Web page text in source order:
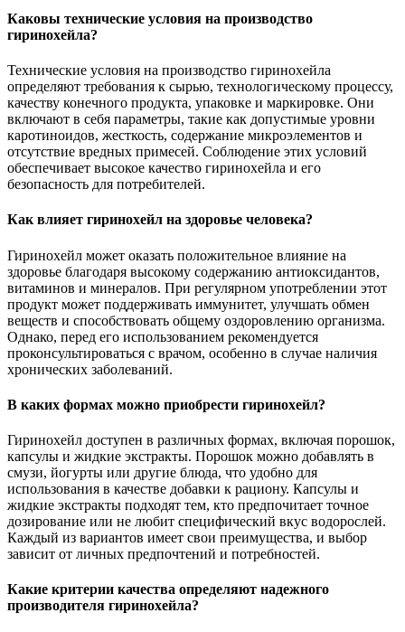
Каковы технические условия на производство
гиринохейла?
Технические условия на производство гиринохейла
определяют требования к сырью, технологическому процессу,
качеству конечного продукта, упаковке и маркировке. Они
включают в себя параметры, такие как допустимые уровни
каротиноидов, жесткость, содержание микроэлементов и
отсутствие вредных примесей. Соблюдение этих условий
обеспечивает высокое качество гиринохейла и его
безопасность для потребителей.
Как влияет гиринохейл на здоровье человека?
Гиринохейл может оказать положительное влияние на
здоровье благодаря высокому содержанию антиоксидантов,
витаминов и минералов. При регулярном употреблении этот
продукт может поддерживать иммунитет, улучшать обмен
веществ и способствовать общему оздоровлению организма.
Однако, перед его использованием рекомендуется
проконсультироваться с врачом, особенно в случае наличия
хронических заболеваний.
В каких формах можно приобрести гиринохейл?
Гиринохейл доступен в различных формах, включая порошок,
капсулы и жидкие экстракты. Порошок можно добавлять в
смузи, йогурты или другие блюда, что удобно для
использования в качестве добавки к рациону. Капсулы и
жидкие экстракты подходят тем, кто предпочитает точное
дозирование или не любит специфический вкус водорослей.
Каждый из вариантов имеет свои преимущества, и выбор
зависит от личных предпочтений и потребностей.
Какие критерии качества определяют надежного
производителя гиринохейла?